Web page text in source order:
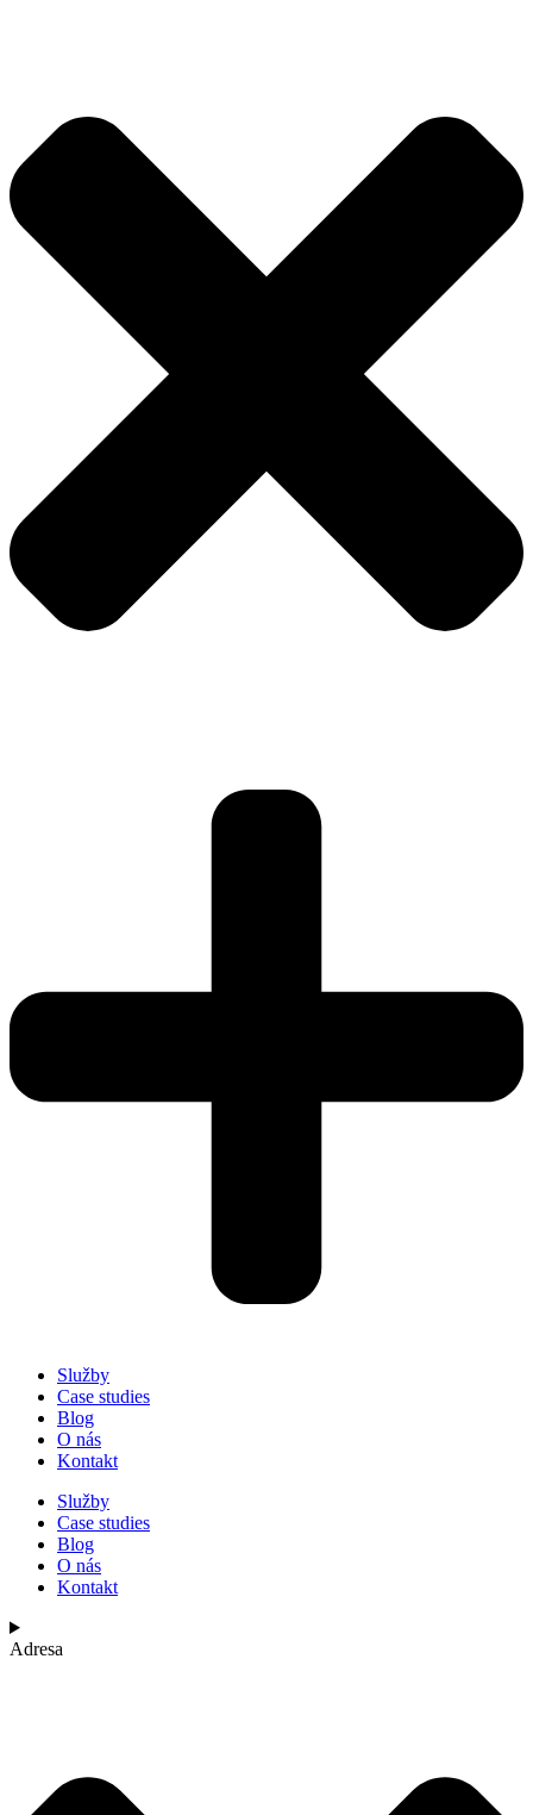
Služby
Case studies
Blog
O nás
Kontakt
Služby
Case studies
Blog
O nás
Kontakt
Adresa